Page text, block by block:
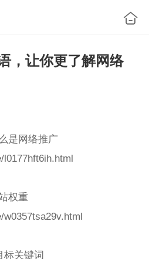
，让你更了解网络
是网络推广
l0177hft6ih.html
权重
w0357tsa29v.html
标关键词